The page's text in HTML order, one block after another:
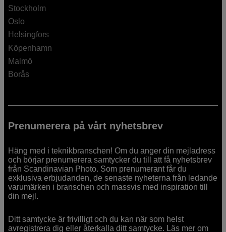
Stockholm
Oslo
Helsingfors
Köpenhamn
Malmö
Borås
Prenumerera på vårt nyhetsbrev
Häng med i teknikbranschen! Om du anger din mejladress
och börjar prenumerera samtycker du till att få nyhetsbrev
från Scandinavian Photo. Som prenumerant får du
exklusiva erbjudanden, de senaste nyheterna från ledande
varumärken i branschen och massvis med inspiration till
din mejl.
Ditt samtycke är frivilligt och du kan när som helst
avregistrera dig eller återkalla ditt samtycke. Läs mer om